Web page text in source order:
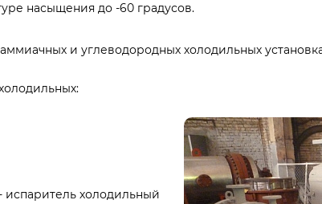
насыщения до -60 градусов.
и углеводородных холодильных
испаритель холодильный